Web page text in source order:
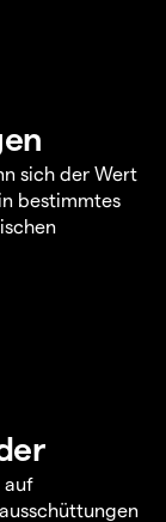
sich der Wert
bestimmtes
auf